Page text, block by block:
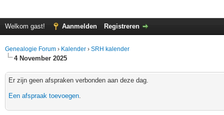
Welkom gast! Aanmelden Registreren
Genealogie Forum › Kalender › SRH kalender
4 November 2025
Er zijn geen afspraken verbonden aan deze dag.
Een afspraak toevoegen.